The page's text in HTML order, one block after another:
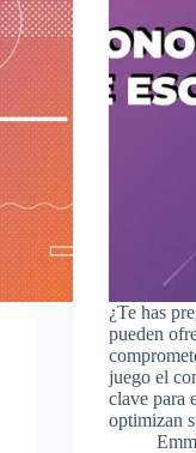
¿Te has
pueden
juego el
clave para
optimizan